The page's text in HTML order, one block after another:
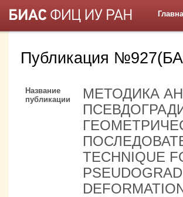
Публикация
Название
публикации
МЕТОДИКА
TECHNIQUE